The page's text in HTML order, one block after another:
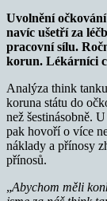
Uvolnění
navíc ušetří za
pracovní sílu.
korun. Lékárníci
Analýza think
koruna státu do
než šestinásobně.
pak hovoří o více
náklady a přínosy
přínosů.
„Abychom měli